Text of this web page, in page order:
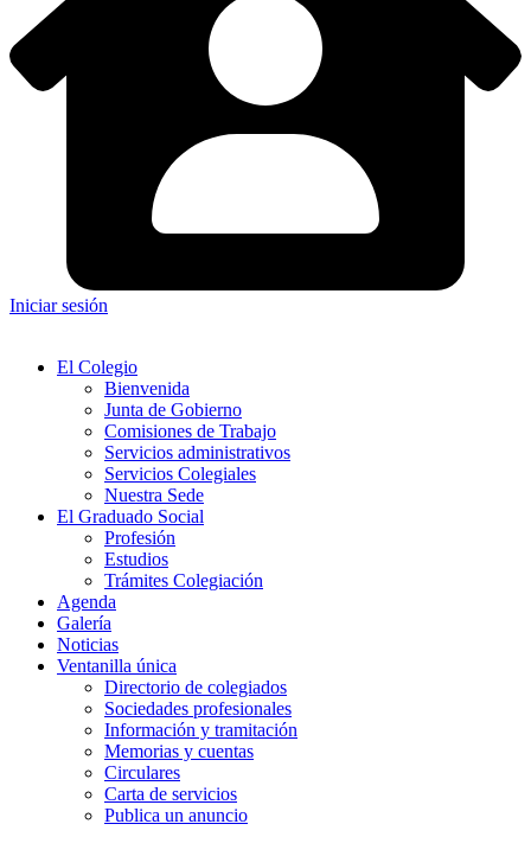
Iniciar sesión
El Colegio
Bienvenida
Junta de Gobierno
Comisiones de Trabajo
Servicios administrativos
Servicios Colegiales
Nuestra Sede
El Graduado Social
Profesión
Estudios
Trámites Colegiación
Agenda
Galería
Noticias
Ventanilla única
Directorio de colegiados
Sociedades profesionales
Información y tramitación
Memorias y cuentas
Circulares
Carta de servicios
Publica un anuncio